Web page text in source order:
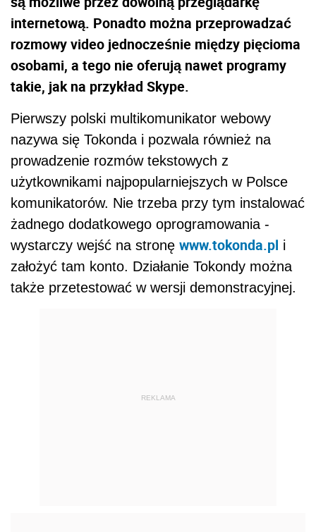
internetową. Ponadto można przeprowadzać
rozmowy video jednocześnie między pięcioma
osobami, a tego nie oferują nawet programy
takie, jak na przykład Skype.
Pierwszy polski multikomunikator webowy
nazywa się Tokonda i pozwala również na
prowadzenie rozmów tekstowych z
użytkownikami najpopularniejszych w Polsce
komunikatorów. Nie trzeba przy tym instalować
żadnego dodatkowego oprogramowania -
wystarczy wejść na stronę www.tokonda.pl i
założyć tam konto. Działanie Tokondy można
także przetestować w wersji demonstracyjnej.
REKLAMA